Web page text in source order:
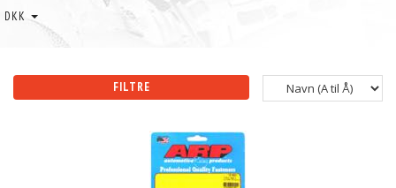
DKK
FILTRE